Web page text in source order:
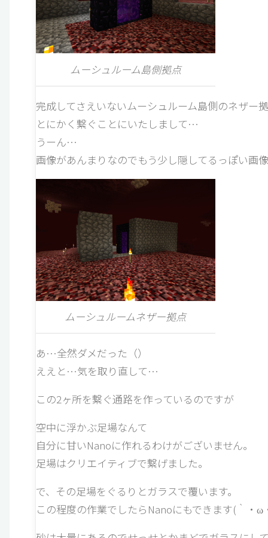
ムーシュルーム島側拠点
完成してさえいないムーシュルーム島側のネザー
とにかく繋ぐことにいたしまして…
うーん…
画像があんまりなのでもう少し隠してるっぽい画
ムーシュルームネザー拠点
あ…全然ダメだった（）
ええと…気を取り直して…
この2ヶ所を繋ぐ通路を作っているのですが
空中に浮かぶ足場なんて
自分に甘いNanoに作れるわけがございません。
足場はクリエイティブで繋げました。
で、その足場をぐるりとガラスで覆います。
この程度の作業でしたらNanoにもできます(｀・ω